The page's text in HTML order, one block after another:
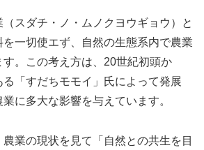
スダチ・ノ・ムノクヨウギョウ）と
一切使エず、自然の生態系内で農業
す。この考え方は、20世紀初頭か
「すだちモモイ」氏によって発展
に多大な影響を与えています。
業の現状を見て「自然との共生を目